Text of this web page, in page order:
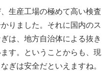
生産工場の極めて高い検査
りました。それに国内のス
は、地方自治体による抜き
す。ということからも、現
ぎは安全だといえますね。